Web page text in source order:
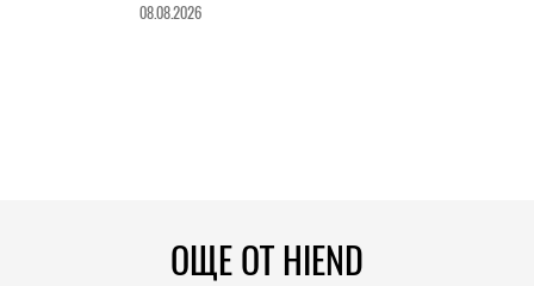
08.08.2026
ОЩЕ ОТ HIEND